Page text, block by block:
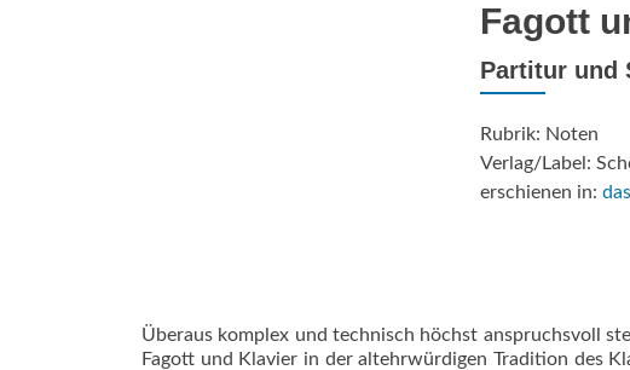
Fagott
Partitur und
Rubrik: Noten
Verlag/Label:
erschienen in:
Überaus komplex und technisch höchst anspruchsvoll
Fagott und Klavier in der altehrwürdigen Tradition des